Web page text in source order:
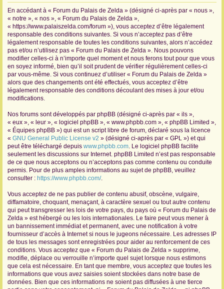
En accédant à « Forum du Palais de Zelda » (désigné ci-après par « nous »,
« notre », « nos », « Forum du Palais de Zelda »,
« https://www.palaiszelda.com/forum »), vous acceptez d’être légalement
responsable des conditions suivantes. Si vous n’acceptez pas d’être
légalement responsable de toutes les conditions suivantes, alors n’accédez
pas et/ou n’utilisez pas « Forum du Palais de Zelda ». Nous pouvons
modifier celles-ci à n’importe quel moment et nous ferons tout pour que vous
en soyez informé, bien qu’il soit prudent de vérifier régulièrement celles-ci
par vous-même. Si vous continuez d’utiliser « Forum du Palais de Zelda »
alors que des changements ont été effectués, vous acceptez d’être
légalement responsable des conditions découlant des mises à jour et/ou
modifications.
Nos forums sont développés par phpBB (désigné ci-après par « ils »,
« eux », « leur », « logiciel phpBB », « www.phpbb.com », « phpBB Limited »,
« Équipes phpBB ») qui est un script libre de forum, déclaré sous la licence
« GNU General Public License v2 » (désigné ci-après par « GPL ») et qui
peut être téléchargé depuis www.phpbb.com. Le logiciel phpBB facilite
seulement les discussions sur Internet. phpBB Limited n’est pas responsable
de ce que nous acceptons ou n’acceptons pas comme contenu ou conduite
permis. Pour de plus amples informations au sujet de phpBB, veuillez
consulter : https://www.phpbb.com/.
Vous acceptez de ne pas publier de contenu abusif, obscène, vulgaire,
diffamatoire, choquant, menaçant, à caractère sexuel ou tout autre contenu
qui peut transgresser les lois de votre pays, du pays où « Forum du Palais de
Zelda » est hébergé ou les lois internationales. Le faire peut vous mener à
un bannissement immédiat et permanent, avec une notification à votre
fournisseur d’accès à Internet si nous le jugeons nécessaire. Les adresses IP
de tous les messages sont enregistrées pour aider au renforcement de ces
conditions. Vous acceptez que « Forum du Palais de Zelda » supprime,
modifie, déplace ou verrouille n’importe quel sujet lorsque nous estimons
que cela est nécessaire. En tant que membre, vous acceptez que toutes les
informations que vous avez saisies soient stockées dans notre base de
données. Bien que ces informations ne soient pas diffusées à une tierce